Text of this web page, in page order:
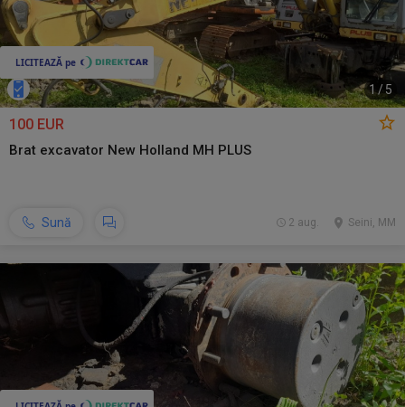
1/5
100 EUR
Brat excavator New Holland MH PLUS
Sună Seini, MM
2 aug.